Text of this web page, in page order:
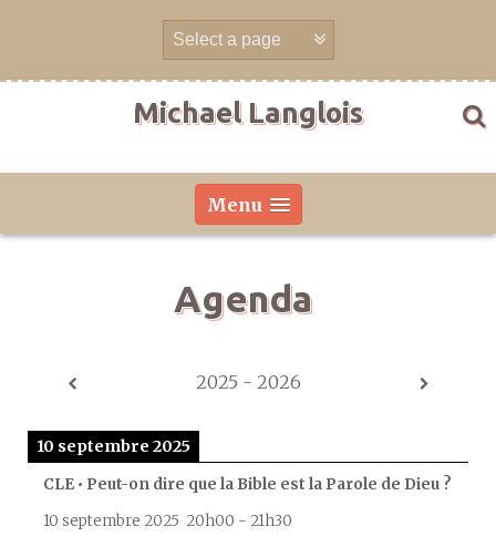
Michael Langlois
Menu
Agenda
2025 - 2026
10 septembre 2025
CLE • Peut-on dire que la Bible est la Parole de Dieu ?
10 septembre 2025 20h00 - 21h30